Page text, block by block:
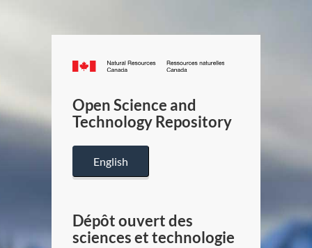
Canada.ca
/
Canada
Open Science and
Technology Repository
English
Dépôt ouvert des
sciences et technologie